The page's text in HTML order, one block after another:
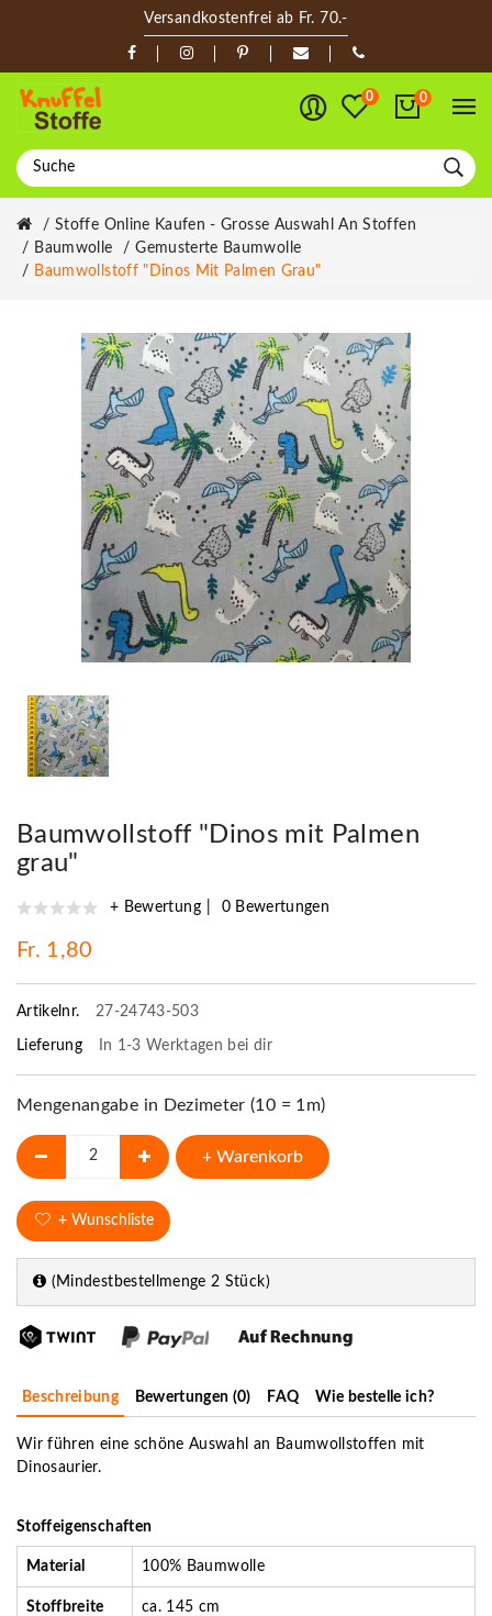
Versandkostenfrei ab Fr. 70.-
0 0
Stoffe Online Kaufen - Grosse Auswahl An Stoffen
Baumwolle
Gemusterte Baumwolle
Baumwollstoff "Dinos Mit Palmen Grau"
Baumwollstoff "Dinos mit Palmen
grau"
+ Bewertung 0 Bewertungen
Fr. 1,80
Artikelnr. 27-24743-503
Lieferung In 1-3 Werktagen bei dir
Mengenangabe in Dezimeter (10 = 1m)
+ Warenkorb
+ Wunschliste
(Mindestbestellmenge 2 Stück)
Beschreibung Bewertungen (0) FAQ Wie bestelle ich?
Wir führen eine schöne Auswahl an Baumwollstoffen mit
Dinosaurier.
Stoffeigenschaften
Material 100% Baumwolle
Stoffbreite ca. 145 cm